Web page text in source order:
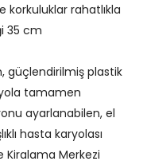
rahatlıkla
35 cm
güçlendirilmiş plastik
tamamen
ayarlanabilen, el
hasta karyolası
Kiralama Merkezi